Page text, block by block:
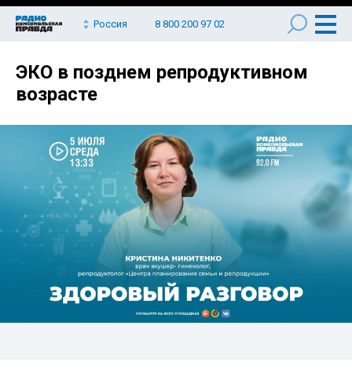
Россия 8 800 200 97 02
ЭКО в позднем репродуктивном
возрасте